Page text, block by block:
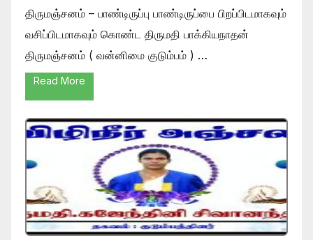
திருமஞ்சனம் – பாண்டிருப்பு பாண்டிருப்பை பிறப்பிடமாகவும்
வசிப்பிடமாகவும் கொண்ட திருமதி பாக்கியநாதன்
திருமஞ்சனம் ( வன்னிமை குடும்பம் ) …
Read More